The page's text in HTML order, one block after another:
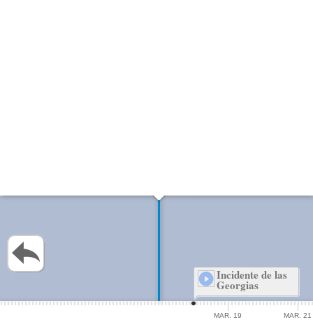
Incidente de las
Georgias
MAR. 21
MAR. 19